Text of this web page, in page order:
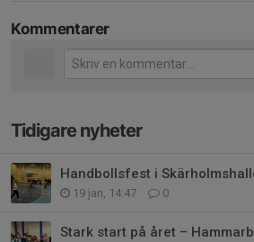
Kommentarer
Tidigare nyheter
19 jan, 14:47 0